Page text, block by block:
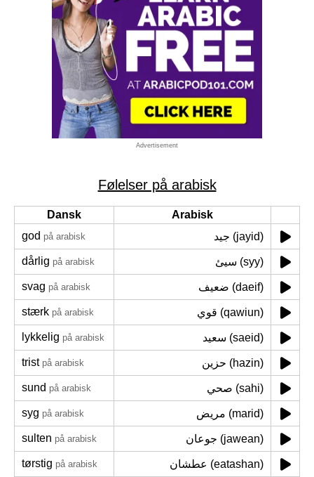
Advertisement
Følelser på arabisk
Dansk
Arabisk
god på arabisk جيد (jayid)
dårlig på arabisk سيئ (syy)
svag på arabisk ضعيف (daeif)
stærk på arabisk قوي (qawiun)
lykkelig på arabisk سعيد (saeid)
trist på arabisk حزين (hazin)
sund på arabisk صحي (sahi)
syg på arabisk مريض (marid)
sulten på arabisk جوعان (jawean)
tørstig på arabisk عطشان (eatashan)